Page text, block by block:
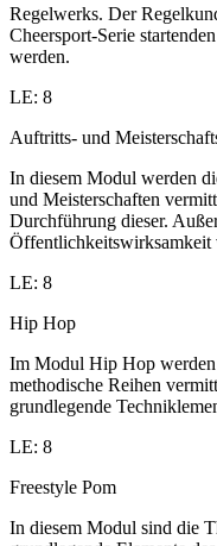
Regelwerks. Der
Cheersport-Serie
werden.
LE: 8
Auftritts- und
In diesem Modul werden
und Meisterschaften
Durchführung dieser.
Öffentlichkeitswirksamkeit
LE: 8
Hip Hop
Im Modul Hip Hop
methodische Reihen
grundlegende
LE: 8
Freestyle Pom
In diesem Modul sind die